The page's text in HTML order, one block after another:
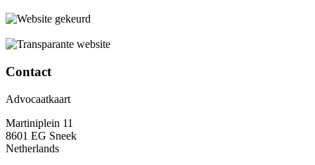
Contact
Advocaatkaart
Martiniplein 11
8601 EG Sneek
Netherlands